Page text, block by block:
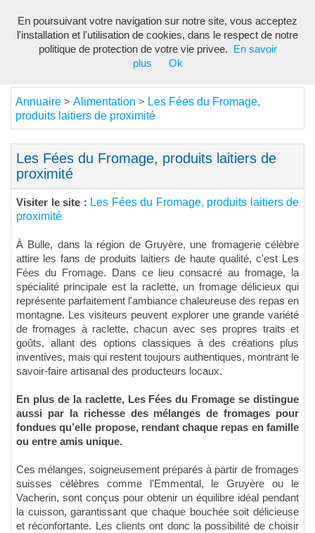
Annuaire > Alimentation > Les Fées du Fromage,
produits laitiers de proximité
Les Fées du Fromage, produits laitiers de
proximité
Visiter le site : Les Fées du Fromage, produits laitiers de
proximité
À Bulle, dans la région de Gruyère, une fromagerie célèbre
attire les fans de produits laitiers de haute qualité, c'est Les
Fées du Fromage. Dans ce lieu consacré au fromage, la
spécialité principale est la raclette, un fromage délicieux qui
représente parfaitement l'ambiance chaleureuse des repas en
montagne. Les visiteurs peuvent explorer une grande variété
de fromages à raclette, chacun avec ses propres traits et
goûts, allant des options classiques à des créations plus
inventives, mais qui restent toujours authentiques, montrant le
savoir-faire artisanal des producteurs locaux.
En plus de la raclette, Les Fées du Fromage se distingue
aussi par la richesse des mélanges de fromages pour
fondues qu’elle propose, rendant chaque repas en famille
ou entre amis unique.
Ces mélanges, soigneusement préparés à partir de fromages
suisses célèbres comme l'Emmental, le Gruyère ou le
Vacherin, sont conçus pour obtenir un équilibre idéal pendant
la cuisson, garantissant que chaque bouchée soit délicieuse
et réconfortante. Les clients ont donc la possibilité de choisir
En poursuivant votre navigation sur notre site, vous acceptez
l'installation et l'utilisation de cookies, dans le respect de notre
politique de protection de votre vie privee.
En savoir
plus
Ok